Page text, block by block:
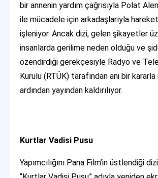
bir annenin yardım çağrısıyla Polat
ile mücadele için arkadaşlarıyla
işleniyor. Ancak dizi, gelen şikayetler
insanlarda gerilime neden olduğu ve
özendirdiği gerekçesiyle Radyo ve
Kurulu (RTÜK) tarafından ani bir
ardından yayından kaldırılıyor.
Kurtlar Vadisi Pusu
Yapımcılığını Pana Film’in üstlendiği